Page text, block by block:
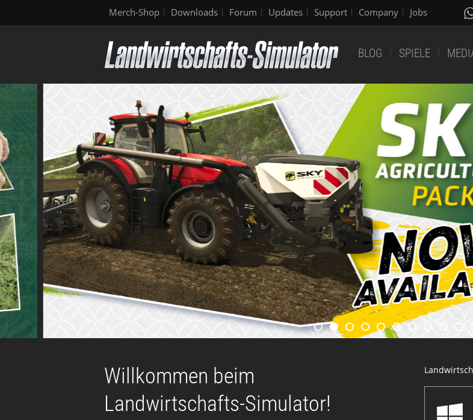
Merch-Shop Downloads Forum Updates Support Company Jobs
BLOG SPIELE
Willkommen beim
Landwirtschafts-Simulator!